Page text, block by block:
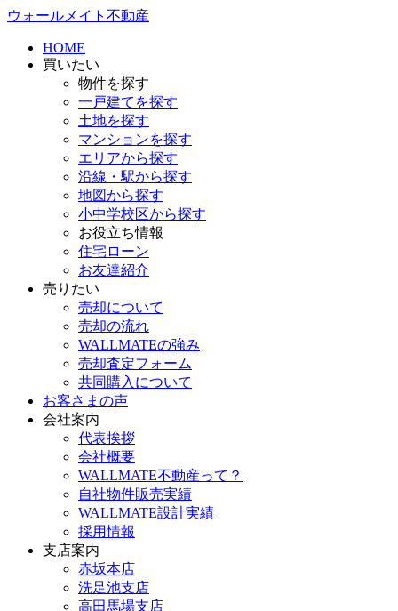
ウォールメイト不動産
HOME
買いたい
物件を探す
一戸建てを探す
土地を探す
マンションを探す
エリアから探す
沿線・駅から探す
地図から探す
小中学校区から探す
お役立ち情報
住宅ローン
お友達紹介
売りたい
売却について
売却の流れ
WALLMATEの強み
売却査定フォーム
共同購入について
お客さまの声
会社案内
代表挨拶
会社概要
WALLMATE不動産って？
自社物件販売実績
WALLMATE設計実績
採用情報
支店案内
赤坂本店
洗足池支店
高田馬場支店